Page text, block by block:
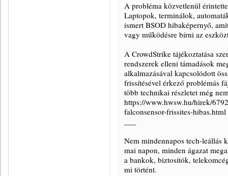
A probléma közvetlenül
Laptopok, terminálok,
ismert BSOD hibaképernyő,
vagy működésre bírni az
A CrowdStrike tájékoztatása
rendszerek elleni támadások
alkalmazásával kapcsolódott
frissítésével érkező problémás
több technikai részletet még
https://www.hwsw.hu/hirek/
falconsensor-frissites-hibas.html
Nem mindennapos tech-leállás
mai napon, minden ágazat
a bankok, biztosítók,
mi történt.